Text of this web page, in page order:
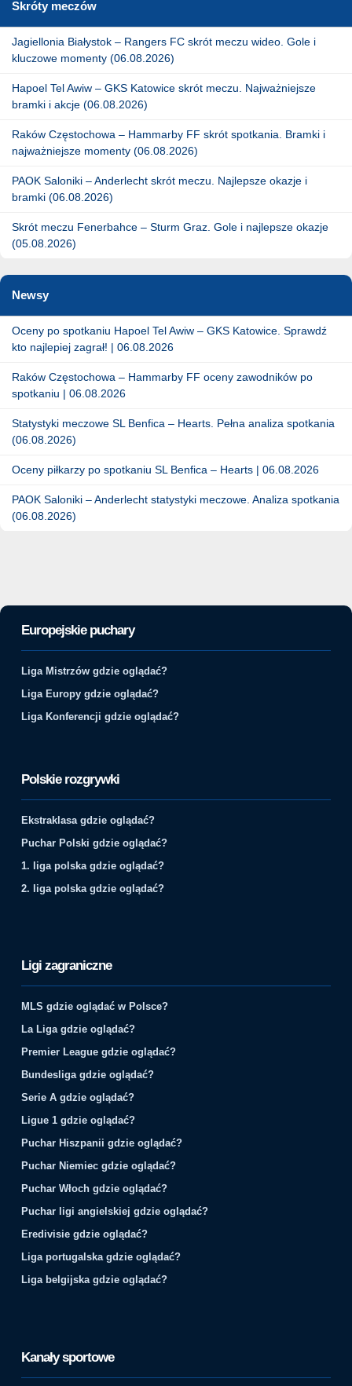
Skróty meczów
Jagiellonia Białystok – Rangers FC skrót meczu wideo. Gole i
kluczowe momenty (06.08.2026)
Hapoel Tel Awiw – GKS Katowice skrót meczu. Najważniejsze
bramki i akcje (06.08.2026)
Raków Częstochowa – Hammarby FF skrót spotkania. Bramki i
najważniejsze momenty (06.08.2026)
PAOK Saloniki – Anderlecht skrót meczu. Najlepsze okazje i
bramki (06.08.2026)
Skrót meczu Fenerbahce – Sturm Graz. Gole i najlepsze okazje
(05.08.2026)
Newsy
Oceny po spotkaniu Hapoel Tel Awiw – GKS Katowice. Sprawdź
kto najlepiej zagrał! | 06.08.2026
Raków Częstochowa – Hammarby FF oceny zawodników po
spotkaniu | 06.08.2026
Statystyki meczowe SL Benfica – Hearts. Pełna analiza spotkania
(06.08.2026)
Oceny piłkarzy po spotkaniu SL Benfica – Hearts | 06.08.2026
PAOK Saloniki – Anderlecht statystyki meczowe. Analiza spotkania
(06.08.2026)
Europejskie puchary
Liga Mistrzów gdzie oglądać?
Liga Europy gdzie oglądać?
Liga Konferencji gdzie oglądać?
Polskie rozgrywki
Ekstraklasa gdzie oglądać?
Puchar Polski gdzie oglądać?
1. liga polska gdzie oglądać?
2. liga polska gdzie oglądać?
Ligi zagraniczne
MLS gdzie oglądać w Polsce?
La Liga gdzie oglądać?
Premier League gdzie oglądać?
Bundesliga gdzie oglądać?
Serie A gdzie oglądać?
Ligue 1 gdzie oglądać?
Puchar Hiszpanii gdzie oglądać?
Puchar Niemiec gdzie oglądać?
Puchar Włoch gdzie oglądać?
Puchar ligi angielskiej gdzie oglądać?
Eredivisie gdzie oglądać?
Liga portugalska gdzie oglądać?
Liga belgijska gdzie oglądać?
Kanały sportowe